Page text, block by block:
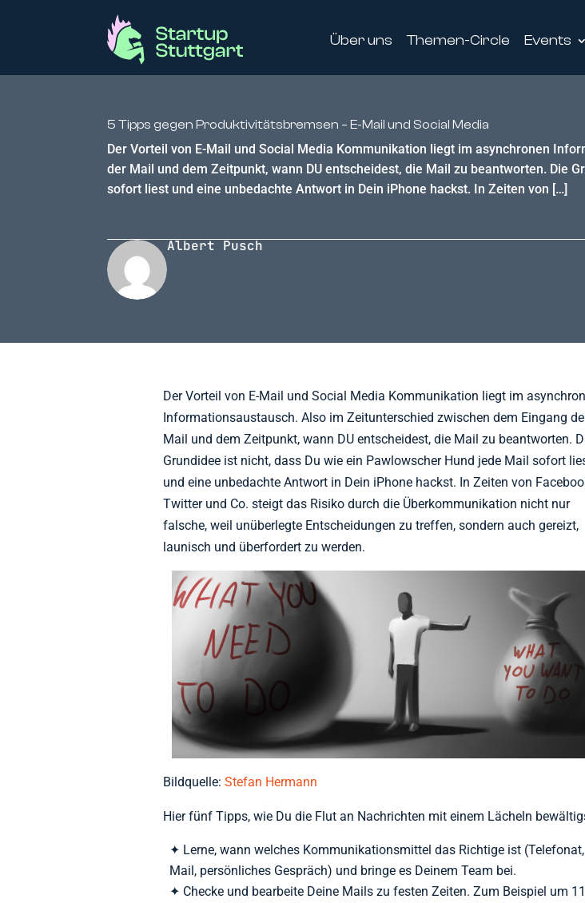
Über uns Themen-Circle Events
5 Tipps gegen Produktivitätsbremsen – E-Mail und Social Media
Der Vorteil von E-Mail und Social Media Kommunikation liegt im asynchronen
der Mail und dem Zeitpunkt, wann DU entscheidest, die Mail zu beantworten. Die
sofort liest und eine unbedachte Antwort in Dein iPhone hackst. In Zeiten von […]
Albert Pusch
Der Vorteil von E-Mail und Social Media Kommunikation liegt im
Informationsaustausch. Also im Zeitunterschied zwischen dem Eingang
Mail und dem Zeitpunkt, wann DU entscheidest, die Mail zu beantworten.
Grundidee ist nicht, dass Du wie ein Pawlowscher Hund jede Mail sofort
und eine unbedachte Antwort in Dein iPhone hackst. In Zeiten von
Twitter und Co. steigt das Risiko durch die Überkommunikation nicht nur
falsche, weil unüberlegte Entscheidungen zu treffen, sondern auch gereizt,
launisch und überfordert zu werden.
Bildquelle:Stefan Hermann
Hier fünf Tipps, wie Du die Flut an Nachrichten mit einem Lächeln
Lerne, wann welches Kommunikationsmittel das Richtige ist (Telefonat,
Mail, persönliches Gespräch) und bringe es Deinem Team bei.
Checke und bearbeite Deine Mails zu festen Zeiten. Zum Beispiel um